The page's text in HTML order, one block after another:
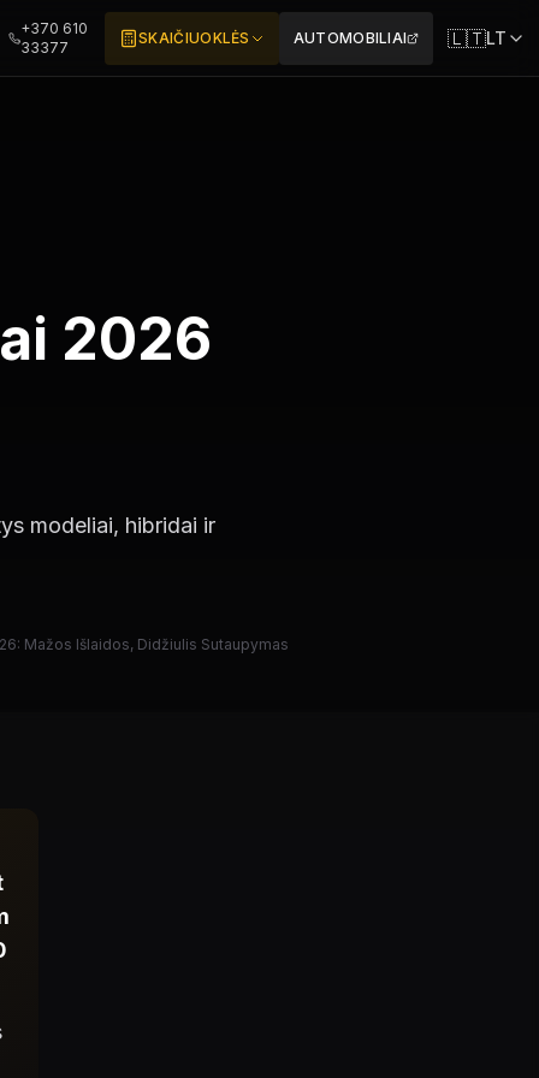
+370 610
33377
SKAIČIUOKLĖS AUTOMOBILIAI 🇱🇹LT
2026
modeliai, hibridai ir
Mažos Išlaidos, Didžiulis Sutaupymas